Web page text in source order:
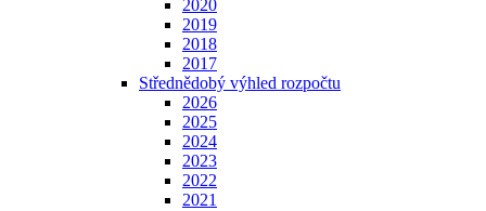
2020
2019
2018
2017
Střednědobý výhled rozpočtu
2026
2025
2024
2023
2022
2021